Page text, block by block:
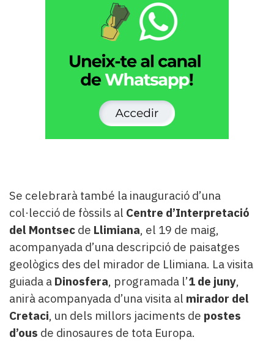
Se celebrarà també la inauguració d’una
col·lecció de fòssils al Centre d’Interpretació
del Montsec de Llimiana, el 19 de maig,
acompanyada d’una descripció de paisatges
geològics des del mirador de Llimiana. La visita
guiada a Dinosfera, programada l’1 de juny,
anirà acompanyada d’una visita al mirador del
Cretaci, un dels millors jaciments de postes
d’ous de dinosaures de tota Europa.